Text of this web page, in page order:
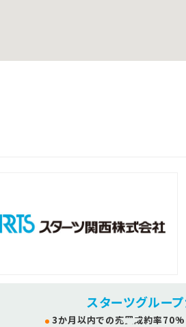
スターツグルー
3か月以内での売買成約率70%